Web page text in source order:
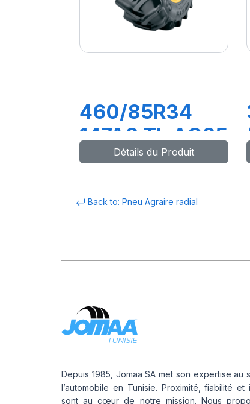
460/85R34
147A8 TL AC85
Détails du Produit
Back to: Pneu Agraire radial
Depuis 1985, Jomaa SA met son expertise au
l’automobile en Tunisie. Proximité, fiabilité et
sont au cœur de notre mission. Nous